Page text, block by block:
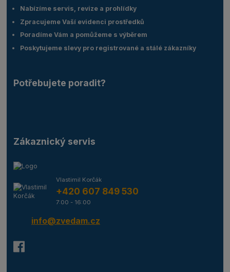
Nabízíme servis, revize a prohlídky
Zpracujeme Vaší evidenci prostředků
Poradíme Vám a pomůžeme s výběrem
Poskytujeme slevy pro registrované a stálé zákazníky
Potřebujete poradit?
Zákaznický servis
Vlastimil Korčák
+420 607 849 530
7:00 - 16:00
info@zvedam.cz